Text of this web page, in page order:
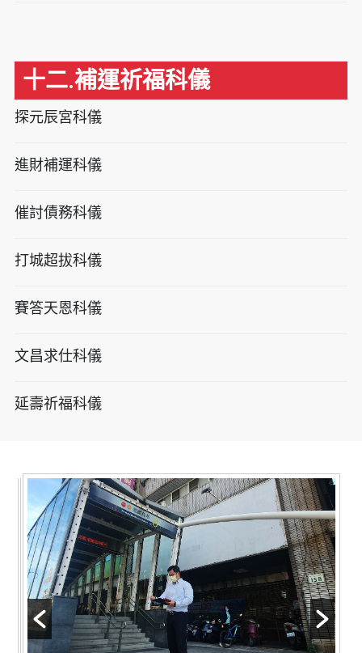
十二.補運祈福科儀
探元辰宮科儀
進財補運科儀
催討債務科儀
打城超拔科儀
賽答天恩科儀
文昌求仕科儀
延壽祈福科儀